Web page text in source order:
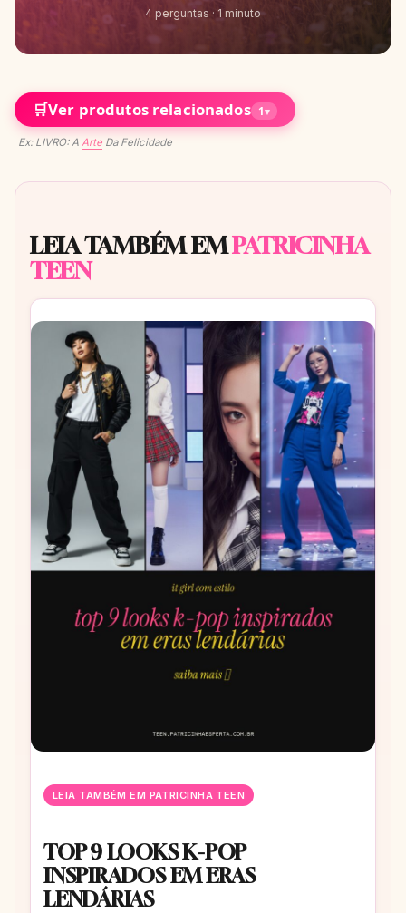
4 perguntas · 1 minuto
🛒Ver produtos relacionados 1▾
Ex: LIVRO: A Arte Da Felicidade
LEIA TAMBÉM EMPATRICINHA
TEEN
LEIA TAMBÉM EM PATRICINHA TEEN
TOP 9 LOOKS K-POP
INSPIRADOS EM ERAS
LENDÁRIAS